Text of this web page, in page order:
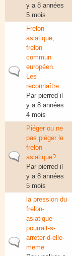
y a 8 années
5 mois
Sujet normal
Frelon
asiatique,
frelon
commun
européen.
Les
reconnaître.
Par pierred il
y a 8 années
4 mois
Sujet normal
Piéger ou ne
pas piéger le
frelon
asiatique?
Par pierred il
y a 8 années
5 mois
Sujet normal
la pression du
frelon-
asiatique-
pourrait-s-
arreter-d-elle-
meme